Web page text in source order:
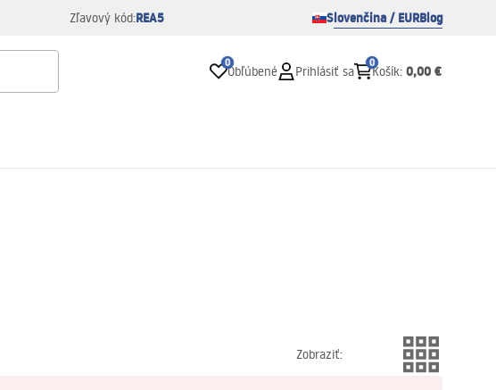
Zľavový kód:REA5 Slovenčina / EURBlog
0
Obľúbené Prihlásiť sa
0
Košík: 0,00 €
Zobraziť: